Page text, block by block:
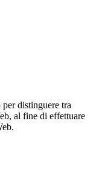
distinguere tra
al fine di effettuare